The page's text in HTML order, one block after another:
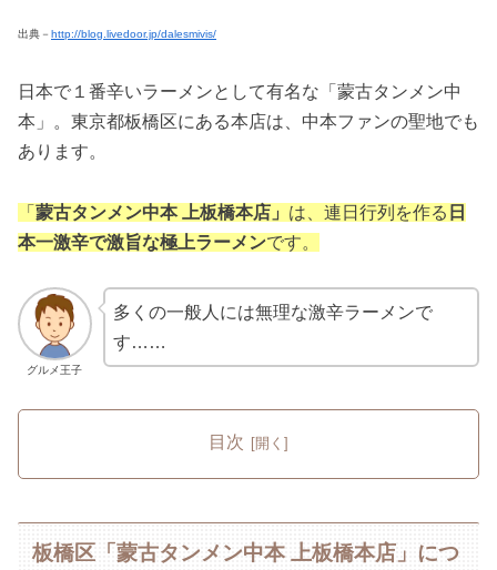
出典－ http://blog.livedoor.jp/dalesmivis/
日本で１番辛いラーメンとして有名な「蒙古タンメン中
本」。東京都板橋区にある本店は、中本ファンの聖地でも
あります。
「 蒙古タンメン中本 上板橋本店」 は、連日行列を作る 日
本一激辛で激旨な極上ラーメンです。
グルメ王子
多くの一般人には無理な激辛ラーメンで
す……
目次
板橋区「蒙古タンメン中本 上板橋本店」につ